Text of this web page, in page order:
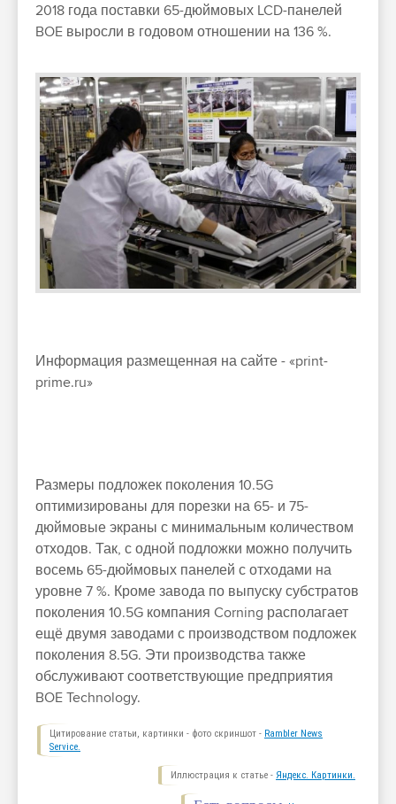
2018 года поставки 65-дюймовых LCD-панелей
BOE выросли в годовом отношении на 136 %.
Информация размещенная на сайте - «print-
prime.ru»
Размеры подложек поколения 10.5G
оптимизированы для порезки на 65- и 75-
дюймовые экраны с минимальным количеством
отходов. Так, с одной подложки можно получить
восемь 65-дюймовых панелей с отходами на
уровне 7 %. Кроме завода по выпуску субстратов
поколения 10.5G компания Corning располагает
ещё двумя заводами с производством подложек
поколения 8.5G. Эти производства также
обслуживают соответствующие предприятия
BOE Technology.
Цитирование статьи, картинки - фото скриншот - Rambler News
Service.
Иллюстрация к статье - Яндекс. Картинки.